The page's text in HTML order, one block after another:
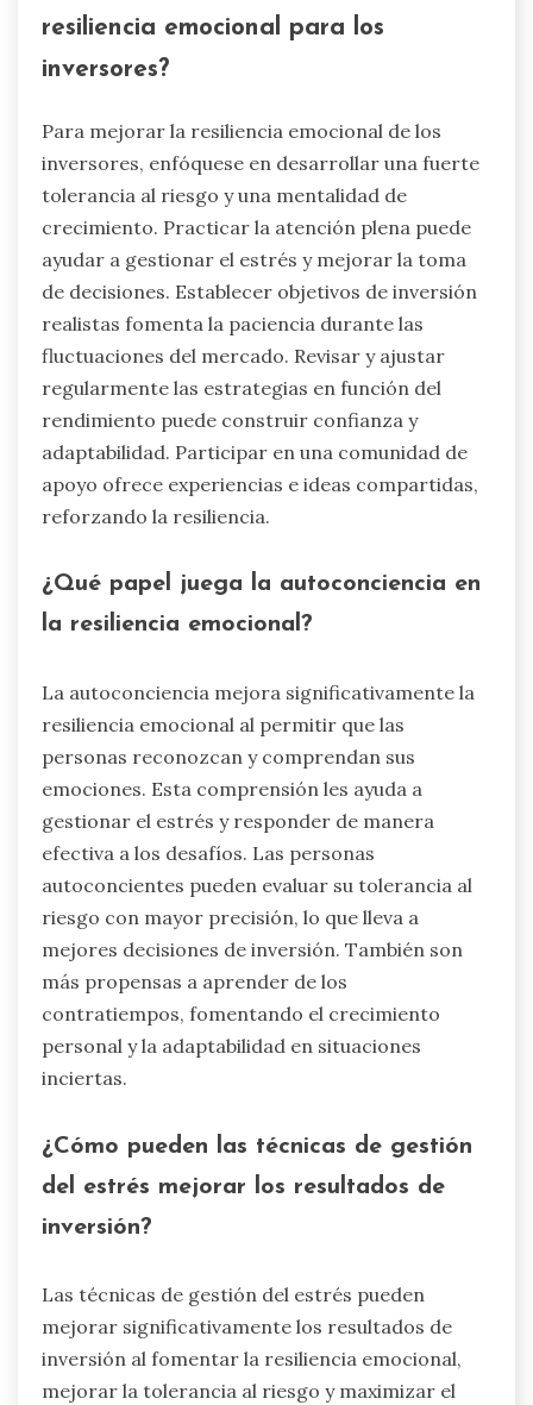
resiliencia emocional para los
inversores?
Para mejorar la resiliencia emocional de los
inversores, enfóquese en desarrollar una fuerte
tolerancia al riesgo y una mentalidad de
crecimiento. Practicar la atención plena puede
ayudar a gestionar el estrés y mejorar la toma
de decisiones. Establecer objetivos de inversión
realistas fomenta la paciencia durante las
fluctuaciones del mercado. Revisar y ajustar
regularmente las estrategias en función del
rendimiento puede construir confianza y
adaptabilidad. Participar en una comunidad de
apoyo ofrece experiencias e ideas compartidas,
reforzando la resiliencia.
¿Qué papel juega la autoconciencia en
la resiliencia emocional?
La autoconciencia mejora significativamente la
resiliencia emocional al permitir que las
personas reconozcan y comprendan sus
emociones. Esta comprensión les ayuda a
gestionar el estrés y responder de manera
efectiva a los desafíos. Las personas
autoconcientes pueden evaluar su tolerancia al
riesgo con mayor precisión, lo que lleva a
mejores decisiones de inversión. También son
más propensas a aprender de los
contratiempos, fomentando el crecimiento
personal y la adaptabilidad en situaciones
inciertas.
¿Cómo pueden las técnicas de gestión
del estrés mejorar los resultados de
inversión?
Las técnicas de gestión del estrés pueden
mejorar significativamente los resultados de
inversión al fomentar la resiliencia emocional,
mejorar la tolerancia al riesgo y maximizar el